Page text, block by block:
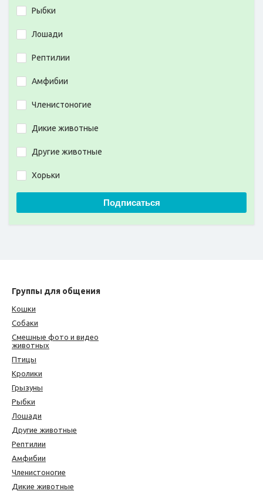
Рыбки
Лошади
Рептилии
Амфибии
Членистоногие
Дикие животные
Другие животные
Хорьки
Подписаться
Группы для общения
Кошки
Собаки
Смешные фото и видео
животных
Птицы
Кролики
Грызуны
Рыбки
Лошади
Другие животные
Рептилии
Амфибии
Членистоногие
Дикие животные